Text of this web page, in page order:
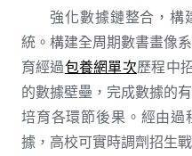
強化數據鏈整合，構
統。構建全周期數書畫像
育經過包養網單次歷程中
的數據壁壘，完成數據的
培育各環節後果。經由過
據，高校可實時調劑招生